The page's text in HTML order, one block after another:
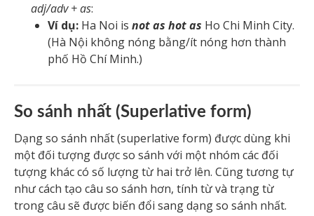
adj/adv + as:
Ví dụ: Ha Noi is not as hot as Ho Chi Minh City.
(Hà Nội không nóng bằng/ít nóng hơn thành
phố Hồ Chí Minh.)
So sánh nhất (Superlative form)
Dạng so sánh nhất (superlative form) được dùng khi
một đối tượng được so sánh với một nhóm các đối
tượng khác có số lượng từ hai trở lên. Cũng tương tự
như cách tạo câu so sánh hơn, tính từ và trạng từ
trong câu sẽ được biến đổi sang dạng so sánh nhất.